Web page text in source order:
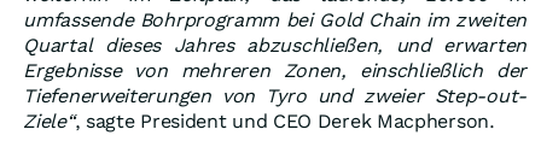
umfassende Bohrprogramm bei Gold Chain im zweiten
Quartal dieses Jahres abzuschließen, und erwarten
Ergebnisse von mehreren Zonen, einschließlich der
Tiefenerweiterungen von Tyro und zweier Step-out-
Ziele“, sagte President und CEO Derek Macpherson.